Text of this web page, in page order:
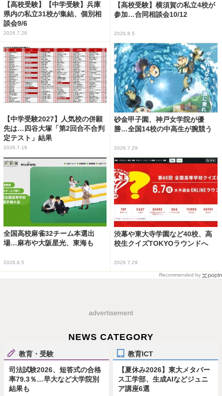
【高校受験】【中学受験】兵庫
県内の私立31校が集結、個別相
談会9/6
2026.7.28
【高校受験】横須賀の私立4校が
参加…合同相談会10/12
2026.8.5
【中学受験2027】人気校の併願
先は…四谷大塚「第2回合不合判
定テスト」結果
2026.7.16
砂金甲子園、神戸女学院が優
勝…全国14校の中高生が腕競う
2026.7.29
全国高校麻雀32チーム本選出
場…麻布や大阪星光、東海も
2026.8.5
渋幕や東大寺学園など40校、高
校生クイズTOKYOラウンドへ
2026.7.29
Recommended by
advertisement
NEWS CATEGORY
教育・受験
司法試験2026、短答式の合格
率79.3％…早大など大学院別
結果も
教育ICT
【夏休み2026】東大メタバー
ス工学部、生成AIなどジュニ
ア講座6選